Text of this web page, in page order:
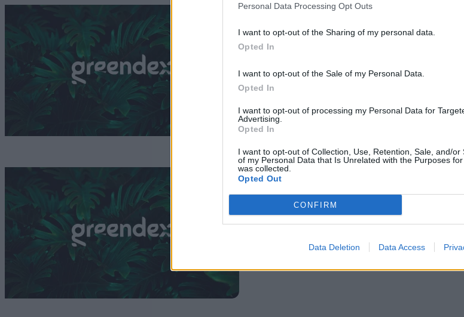
Personal Data Processing Opt Outs
I want to opt-out of the Sharing of my personal data.
Opted In
I want to opt-out of the Sale of my Personal Data.
Opted In
I want to opt-out of processing my Personal Data for
Advertising.
Opted In
I want to opt-out of Collection, Use, Retention, Sale, and/or
of my Personal Data that Is Unrelated with the Purposes
was collected.
Opted Out
CONFIRM
Data Deletion Data Access
Így lehet klímabarátabb a
mezőgazdaság
Az építőiparban is
biológiailag lebomló
Greendex szemle